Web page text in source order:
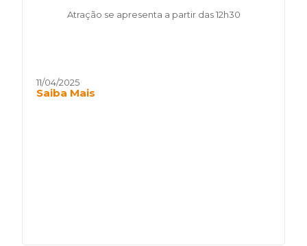
Atração se apresenta a partir das 12h30
11/04/2025
Saiba Mais